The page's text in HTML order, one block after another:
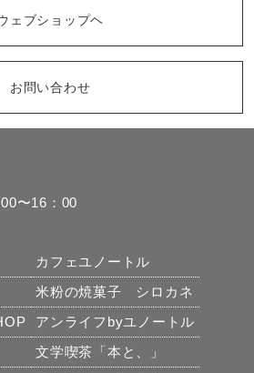
る フォローする
ェブショップヘ
お問い合わせ
〜16：00
カフェユノートル
米粉の焼菓子 シロカネ
アンライフbyユノートル
文学喫茶「本と、」